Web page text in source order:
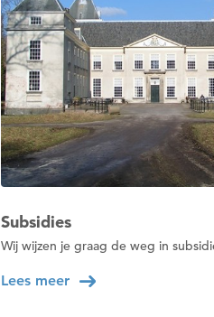
Subsidies
Wij wijzen je graag de weg in
Lees meer